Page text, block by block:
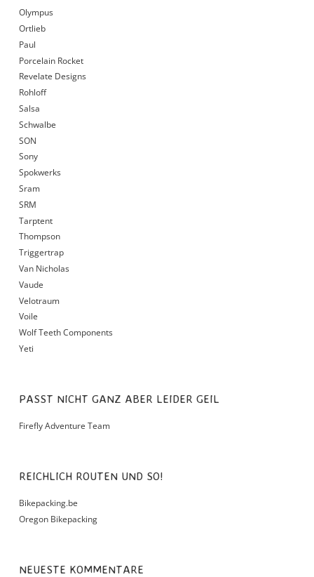
Olympus
Ortlieb
Paul
Porcelain Rocket
Revelate Designs
Rohloff
Salsa
Schwalbe
SON
Sony
Spokwerks
Sram
SRM
Tarptent
Thompson
Triggertrap
Van Nicholas
Vaude
Velotraum
Voile
Wolf Teeth Components
Yeti
PASST NICHT GANZ ABER LEIDER GEIL
Firefly Adventure Team
REICHLICH ROUTEN UND SO!
Bikepacking.be
Oregon Bikepacking
NEUESTE KOMMENTARE